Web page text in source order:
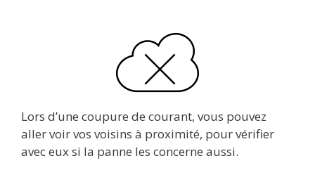
Lors d’une coupure de courant, vous pouvez
aller voir vos voisins à proximité, pour vérifier
avec eux si la panne les concerne aussi.